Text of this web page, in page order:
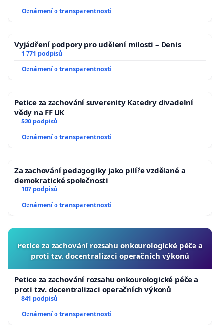
Oznámení o transparentnosti
Vyjádření podpory pro udělení milosti – Denis
1 771 podpisů
Oznámení o transparentnosti
Petice za zachování suverenity Katedry divadelní
vědy na FF UK
520 podpisů
Oznámení o transparentnosti
Za zachování pedagogiky jako pilíře vzdělané a
demokratické společnosti
107 podpisů
Oznámení o transparentnosti
Petice za zachování rozsahu onkourologické péče a
proti tzv. docentralizaci operačních výkonů
Petice za zachování rozsahu onkourologické péče a
proti tzv. docentralizaci operačních výkonů
841 podpisů
Oznámení o transparentnosti